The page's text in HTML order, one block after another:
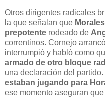
Otros dirigentes radicales
la que señalan que
prepotente rodeado de
correntinos. Cornejo
interrumpió y habló como
armado de otro bloque
una declaración del partido.
estaban jugando para
ese momento aseguran que